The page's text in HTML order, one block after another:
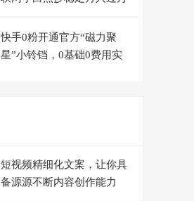
快手0粉开通官方“磁力聚
星”小铃铛，0基础0费用实
短视频精细化文案，让你具
备源源不断内容创作能力